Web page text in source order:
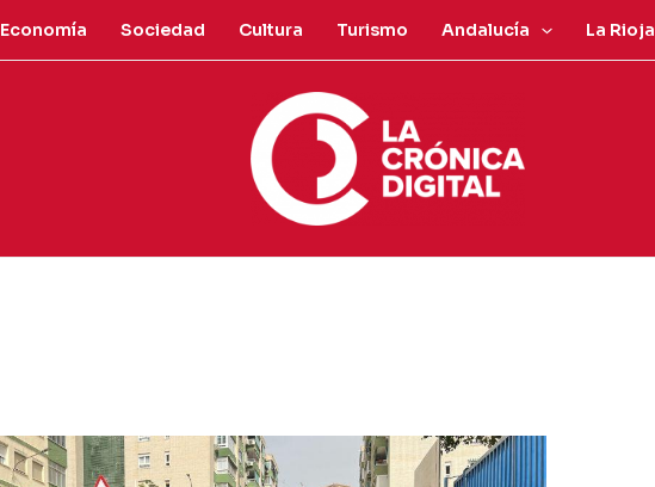
Economía Sociedad Cultura Turismo Andalucía La Rioja